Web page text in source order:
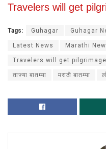
Travelers will get
Tags: Guhagar Guhagar
Latest News Marathi
Travelers will get
ताज्या बातम्या मराठी बातम्या